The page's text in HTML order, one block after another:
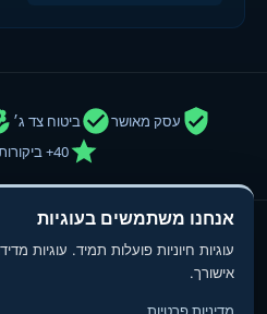
עסק מאושר ביטוח צד ג׳
40+ ביקורות Google
תנאי שימוש מדיניות
אנחנו משתמשים בעוגיות
עוגיות חיוניות פועלות תמיד. עוגיות
אישורך.